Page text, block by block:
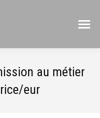
au métier
eur